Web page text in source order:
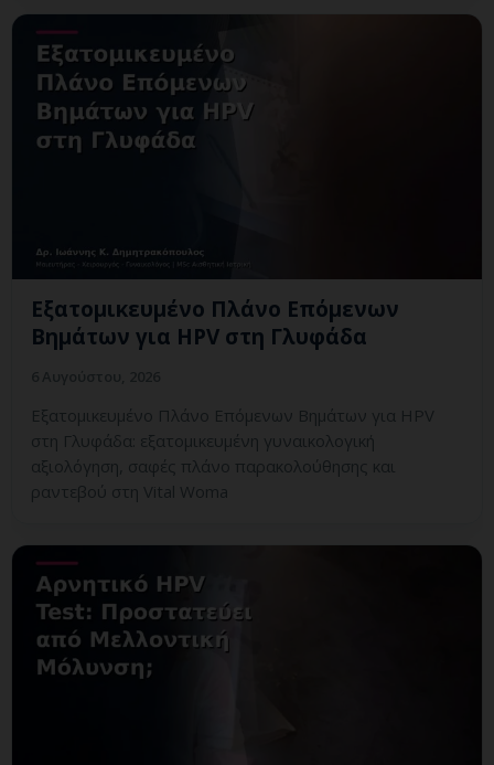
Εξατομικευμένο Πλάνο Επόμενων
Βημάτων για HPV στη Γλυφάδα
Εξατομικευμένο Πλάνο Επόμενων Βημάτων για HPV
στη Γλυφάδα: εξατομικευμένη γυναικολογική
αξιολόγηση, σαφές πλάνο παρακολούθησης και
ραντεβού στη Vital Woma